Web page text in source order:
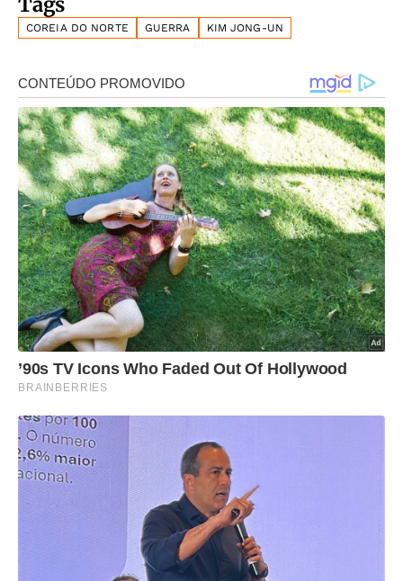
COREIA DO NORTE GUERRA KIM JONG-UN